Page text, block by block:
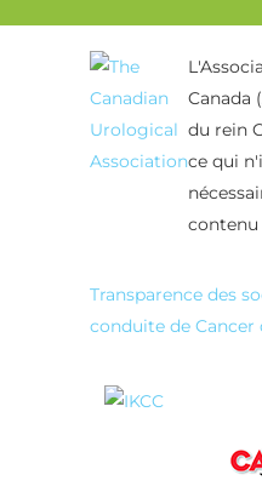
Canada
du rein
ce qui
contenu
Transparence des
conduite de Cancer